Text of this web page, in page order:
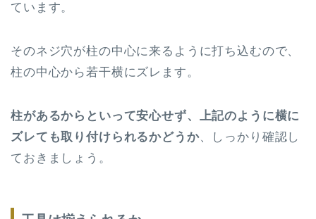
ています。
そのネジ穴が柱の中心に来るように打ち込むので、
柱の中心から若干横にズレます。
柱があるからといって安心せず、上記のように横に
ズレても取り付けられるかどうか、しっかり確認し
ておきましょう。